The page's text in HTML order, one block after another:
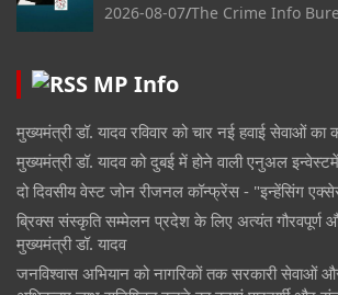
2026-08-07 The Crime Info
MP Info
मुख्यमंत्री डॉ. यादव रविवार को चार नई हवाई सेवाओं
मुख्यमंत्री डॉ. यादव को दुबई में होने वाली एनुअल
दो दिवसीय वेस्ट जोन रीजनल कॉन्फ्रेंस - "इन्हेंसिंग
ब्रिक्स संस्कृति सम्मेलन प्रदेश के लिए अत्यंत गौरवपूर्ण
मुख्यमंत्री डॉ. यादव
जनविश्वास अभियान को नागरिकों तक सरकारी सेवाओं